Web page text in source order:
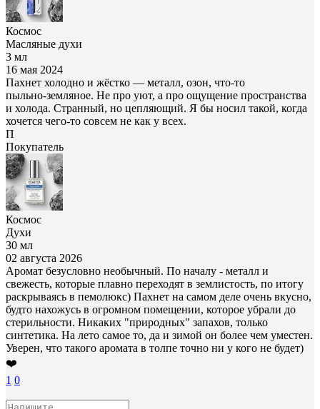
Космос
Масляные духи
3 мл
16 мая 2024
Пахнет холодно и жёстко — металл, озон, что‑то
пыльно‑земляное. Не про уют, а про ощущение пространства
и холода. Странный, но цепляющий. Я бы носил такой, когда
хочется чего‑то совсем не как у всех.
П
Покупатель
Космос
Духи
30 мл
02 августа 2026
Аромат безусловно необычный. По началу - металл и
свежесть, которые плавно переходят в землистость, по итогу
раскрываясь в пемолюкс) Пахнет на самом деле очень вкусно,
будто нахожусь в огромном помещении, которое убрали до
стерильности. Никаких "природных" запахов, только
синтетика. На лето самое то, да и зимой он более чем уместен.
Уверен, что такого аромата в толпе точно ни у кого не будет)
❤️
1 0